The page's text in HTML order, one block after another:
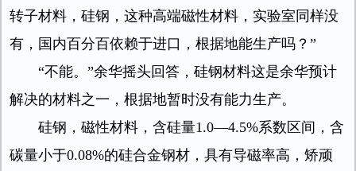
转子材料，硅钢，这种高端磁性材料，实验室同样没
有，国内百分百依赖于进口，根据地能生产吗？”
“不能。”余华摇头回答，硅钢材料这是余华预计
解决的材料之一，根据地暂时没有能力生产。
硅钢，磁性材料，含硅量1.0—4.5%系数区间，含
碳量小于0.08%的硅合金钢材，具有导磁率高，矫顽